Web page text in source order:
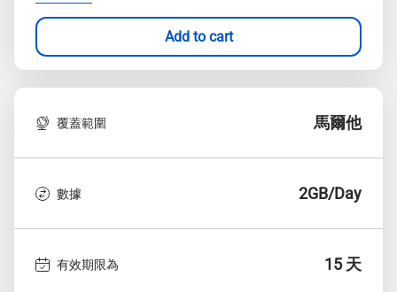
Add to cart
覆蓋範圍 馬爾他
數據 2GB/Day
有效期限為 15 天